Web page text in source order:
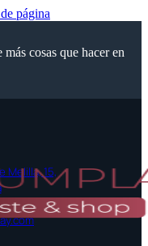
página
más cosas que hacer en
Melilla, 15,